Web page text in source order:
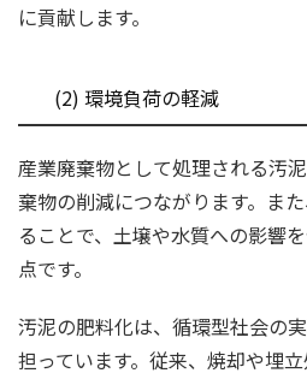
に貢献します。
(2) 環境負荷の軽減
産業廃棄物として処理される汚
棄物の削減につながります。ま
ることで、土壌や水質への影響
点です。
汚泥の肥料化は、循環型社会の
担っています。従来、焼却や埋